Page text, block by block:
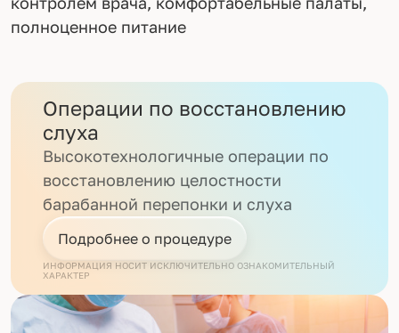
полноценное питание
Операции по восстановлению
слуха
Высокотехнологичные операции по
восстановлению целостности
барабанной перепонки и слуха
Подробнее о процедуре
ИНФОРМАЦИЯ НОСИТ ИСКЛЮЧИТЕЛЬНО ОЗНАКОМИТЕЛЬНЫЙ
ХАРАКТЕР